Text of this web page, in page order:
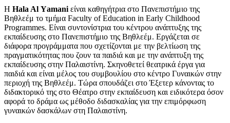
H Hala Al Υamani είναι καθηγήτρια στο Πανεπιστήμιο της
Βηθλεέμ το τμήμα Faculty of Education in Early Childhood
Programmes. Είναι συντονίστρια του κέντρου ανάπτυξης της
εκπαίδευσης στο Πανεπιστήμιο της Βηθλεέμ. Εργάζεται σε
διάφορα προγράμματα που σχετίζονται με την βελτίωση της
πραγματικότητας που ζουν τα παιδιά και με την ανάπτυξη της
εκπαίδευσης στην Παλαιστίνη. Σκηνοθετεί θεατρικά έργα για
παιδιά και είναι μέλος του συμβουλίου στο κέντρο Γυναικών στην
περιοχή της Βηθλεέμ. Τώρα σπουδάζει στο Έξετερ κάνοντας το
διδακτορικό της στο Θέατρο στην εκπαίδευση και ειδικότερα όσον
αφορά το δράμα ως μέθοδο διδασκαλίας για την επιμόρφωση
γυναικών δασκάλων στη Παλαιστίνη.